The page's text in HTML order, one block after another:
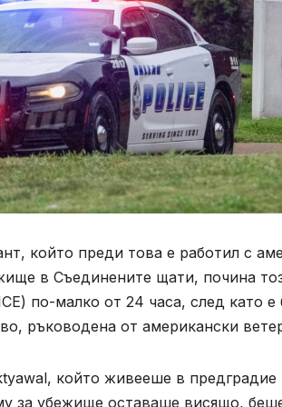
който преди това е работил с
в Съединените щати, почина
по-малко от 24 часа, след като
ръководена от американски
който живееше в
за убежище оставаше висящо,